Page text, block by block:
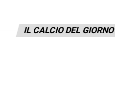
IL CALCIO DEL GIORNO